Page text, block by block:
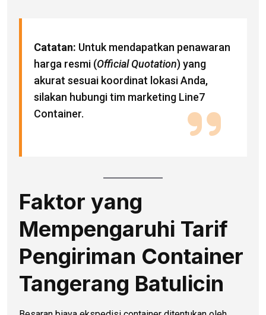
Catatan: Untuk mendapatkan penawaran
harga resmi (Official Quotation) yang
akurat sesuai koordinat lokasi Anda,
silakan hubungi tim marketing Line7
Container.
Faktor yang
Mempengaruhi Tarif
Pengiriman Container
Tangerang Batulicin